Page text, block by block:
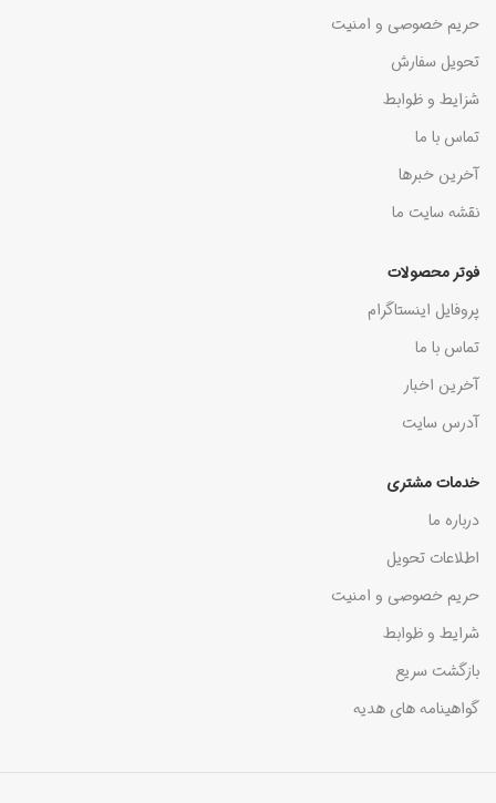
حریم خصوصی و امنیت
تحویل سفارش
شزایط و ظوابط
تماس با ما
آخرین خبرها
نقشه سایت ما
فوتر محصولات
پروفایل اینستاگرام
تماس با ما
آخرین اخبار
آدرس سایت
خدمات مشتری
درباره ما
اطلاعات تحویل
حریم خصوصی و امنیت
شرایط و ظوابط
بازگشت سریع
گواهینامه های هدیه